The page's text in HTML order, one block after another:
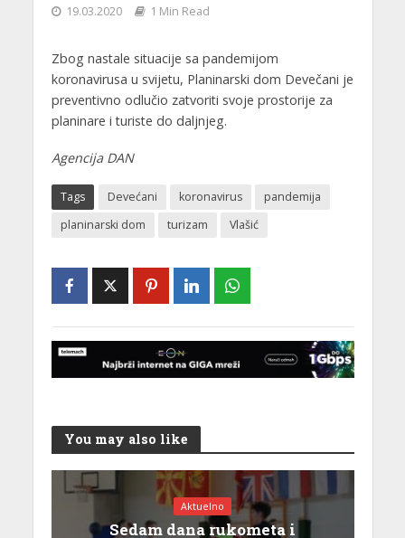
19.03.2020 1 Min Read
Zbog nastale situacije sa pandemijom
koronavirusa u svijetu, Planinarski dom Devečani je
preventivno odlučio zatvoriti svoje prostorije za
planinare i turiste do daljnjeg.
Agencija DAN
Tags Devećani koronavirus
pandemija
planinarski dom
turizam Vlašić
You may also like
Aktuelno
Sedam dana rukometa i